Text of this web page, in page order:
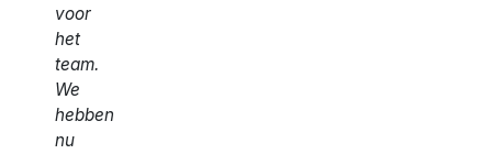
voor
het
team.
We
hebben
nu